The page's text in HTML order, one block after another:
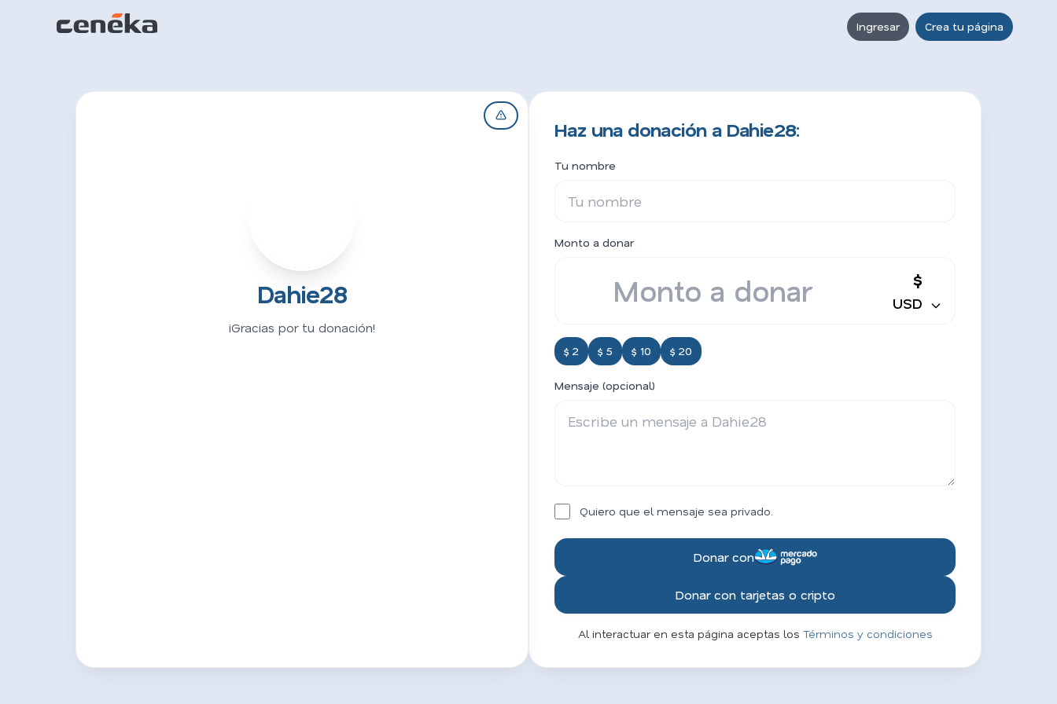
Ingresar Crea tu página
Dahie28
¡Gracias por tu donación!
Haz una donación a Dahie28:
Tu nombre
Monto a donar
$
USD
$ 2 $ 5 $ 10 $ 20
Mensaje (opcional)
Quiero que el mensaje sea privado.
Donar con
Donar con tarjetas o cripto
Al interactuar en esta página aceptas los Términos y condiciones